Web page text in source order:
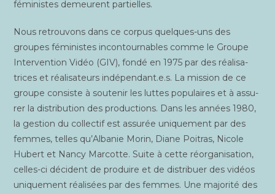
fémi­nistes demeurent partielles.
Nous retrou­vons dans ce cor­pus quelques-uns des
groupes fémi­nistes incon­tour­nables comme le Groupe
Inter­ven­tion Vidéo (GIV), fon­dé en 1975 par des réa­li­sa­
trices et réa­li­sa­teurs indépendant.e.s. La mis­sion de ce
groupe consiste à sou­te­nir les luttes popu­laires et à assu­
rer la dis­tri­bu­tion des pro­duc­tions. Dans les années 1980,
la ges­tion du col­lec­tif est assu­rée uni­que­ment par des
femmes, telles qu’Albanie Morin, Diane Poi­tras, Nicole
Hubert et Nan­cy Mar­cotte. Suite à cette réor­ga­ni­sa­tion,
celles-ci décident de pro­duire et de dis­tri­buer des vidéos
uni­que­ment réa­li­sées par des femmes. Une majo­ri­té des